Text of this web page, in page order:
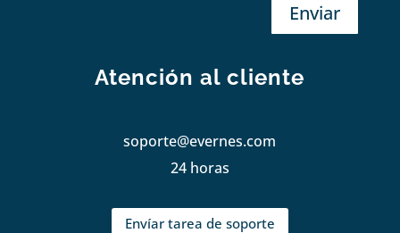
Enviar
Atención al cliente
soporte@evernes.com
24 horas
Envíar tarea de soporte